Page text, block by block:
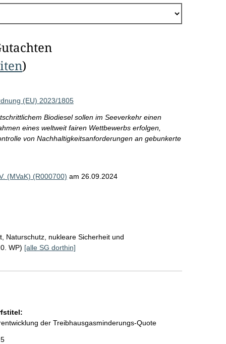
)
(EU) 2023/1805
Biodiesel sollen im Seeverkehr einen
eines weltweit fairen Wettbewerbs erfolgen,
von Nachhaltigkeitsanforderungen an gebunkerte
(MVaK) (R000700) am 26.09.2024
Naturschutz, nukleare Sicherheit und
WP) [alle SG dorthin]
der Treibhausgasminderungs-Quote